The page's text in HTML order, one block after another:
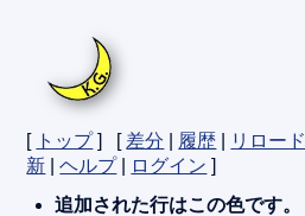
[ トップ] [ 差分 履歴 リロード
新 |ヘルプ| ログイン ]
追加された行はこの色です。